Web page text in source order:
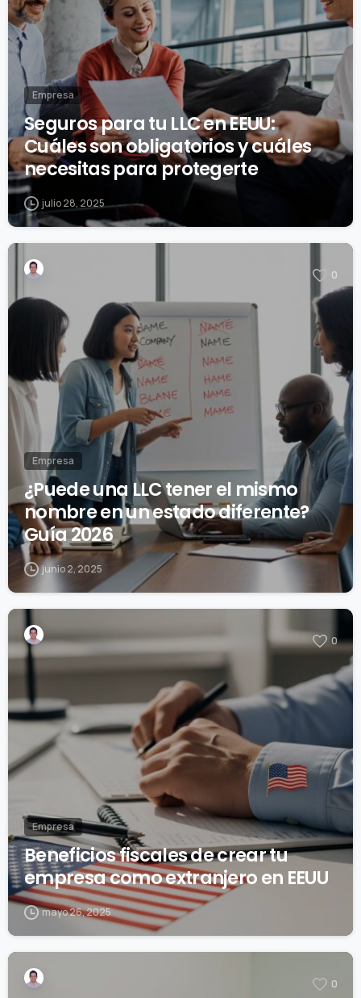
Empresa
Seguros para tu LLC en EEUU:
Cuáles son obligatorios y cuáles
necesitas para protegerte
julio 28, 2025
0
Empresa
¿Puede una LLC tener el mismo
nombre en un estado diferente?
Guía 2026
junio 2, 2025
0
Empresa
Beneficios fiscales de crear tu
empresa como extranjero en EEUU
mayo 26, 2025
0